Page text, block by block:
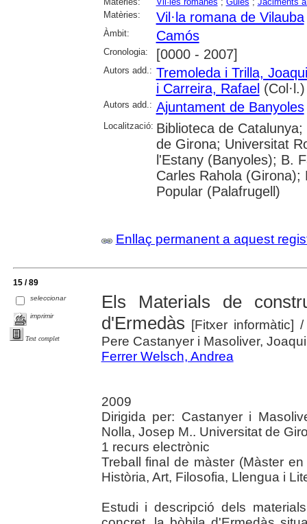
Matèries:
Vil·la romana de Vilauba
Àmbit: Camós
Cronologia: [0000 - 2007]
Autors add.: Tremoleda i Trilla,
i Carreira, Rafael
Autors add.: Ajuntament de Banyoles
Localització: Biblioteca de
de Girona; Universitat
l'Estany (Banyoles); B.
Carles Rahola
Popular (Palafrugell)
Enllaç permanent a aquest
15 / 89
seleccionar
imprimir
Text complet
Els Materials de
d'Ermedàs [Fitxer informàtic]/
Pere Castanyer i Masoliver,
Ferrer Welsch, Andrea
2009
Dirigida per: Castanyer i
Nolla, Josep M.. Universitat de
1 recurs electrònic
Treball final de màster (Màster
Història, Art, Filosofia, Llengua i
Estudi i descripció dels